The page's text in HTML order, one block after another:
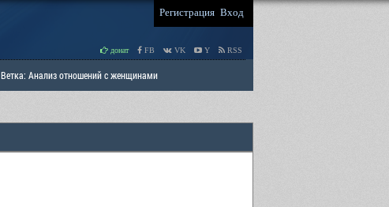
Регистрация Вход
донат FB VK Y RSS
Ветка: Анализ отношений с женщинами